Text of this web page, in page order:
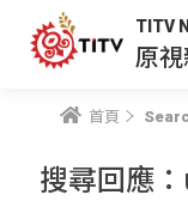
TITV
原
首頁
搜尋回應